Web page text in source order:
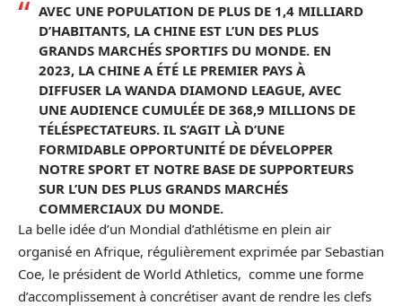
AVEC UNE POPULATION DE PLUS DE 1,4 MILLIARD
D’HABITANTS, LA CHINE EST L’UN DES PLUS
GRANDS MARCHÉS SPORTIFS DU MONDE. EN
2023, LA CHINE A ÉTÉ LE PREMIER PAYS À
DIFFUSER LA WANDA DIAMOND LEAGUE, AVEC
UNE AUDIENCE CUMULÉE DE 368,9 MILLIONS DE
TÉLÉSPECTATEURS. IL S’AGIT LÀ D’UNE
FORMIDABLE OPPORTUNITÉ DE DÉVELOPPER
NOTRE SPORT ET NOTRE BASE DE SUPPORTEURS
SUR L’UN DES PLUS GRANDS MARCHÉS
COMMERCIAUX DU MONDE.
La belle idée d’un Mondial d’athlétisme en plein air
organisé en Afrique, régulièrement exprimée par Sebastian
Coe, le président de World Athletics, comme une forme
d’accomplissement à concrétiser avant de rendre les clefs